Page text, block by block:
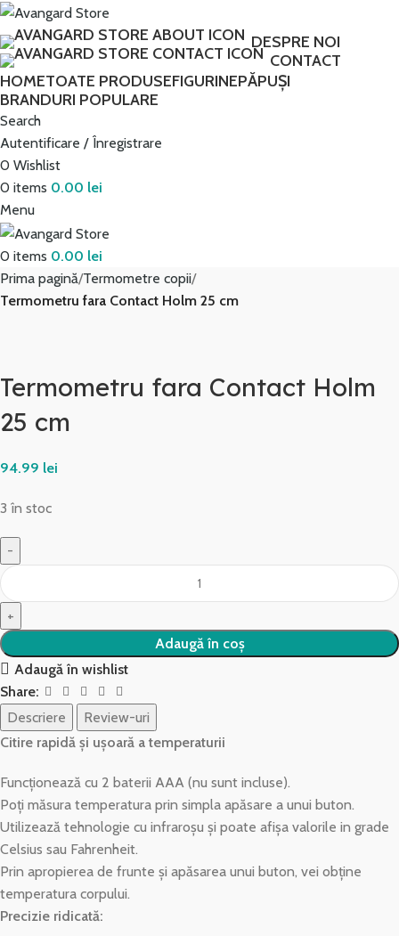
DESPRE NOI
CONTACT
HOMETOATE PRODUSEFIGURINEPĂPUȘI
BRANDURI POPULARE
Search
Autentificare / Înregistrare
0 Wishlist
0 items 0.00 lei
Menu
0 items 0.00 lei
Prima pagină Termometre copii
Termometru fara Contact Holm 25 cm
Termometru fara Contact Holm
25 cm
94.99 lei
3 în stoc
Adaugă în coș
Adaugă în wishlist
Share:
Descriere
Review-uri
Citire rapidă și ușoară a temperaturii
Funcționează cu 2 baterii AAA (nu sunt incluse).
Poți măsura temperatura prin simpla apăsare a unui buton.
Utilizează tehnologie cu infraroșu și poate afișa valorile in grade
Celsius sau Fahrenheit.
Prin apropierea de frunte și apăsarea unui buton, vei obține
temperatura corpului.
Precizie ridicată:
Transport GRATUIT peste 250 lei!